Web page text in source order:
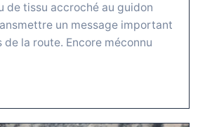
de tissu accroché au guidon
un message important
de la route. Encore méconnu